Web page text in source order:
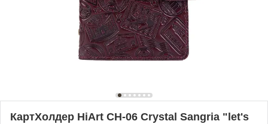
КартХолдер HiArt CH-06 Crystal Sangria "let's